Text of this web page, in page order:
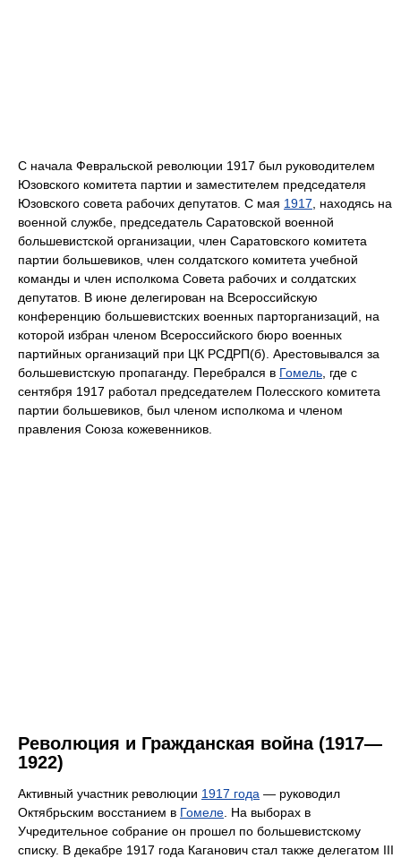
С начала Февральской революции 1917 был руководителем
Юзовского комитета партии и заместителем председателя
Юзовского совета рабочих депутатов. С мая 1917 , находясь на
военной службе, председатель Саратовской военной
большевистской организации, член Саратовского комитета
партии большевиков, член солдатского комитета учебной
команды и член исполкома Совета рабочих и солдатских
депутатов. В июне делегирован на Всероссийскую
конференцию большевистских военных парторганизаций, на
которой избран членом Всероссийского бюро военных
партийных организаций при ЦК РСДРП(б). Арестовывался за
большевистскую пропаганду. Перебрался в Гомель , где с
сентября 1917 работал председателем Полесского комитета
партии большевиков, был членом исполкома и членом
правления Союза кожевенников.
Революция и Гражданская война (1917—
1922)
Активный участник революции 1917 года — руководил
Октябрьским восстанием в Гомеле . На выборах в
Учредительное собрание он прошел по большевистскому
списку. В декабре 1917 года Каганович стал также делегатом III